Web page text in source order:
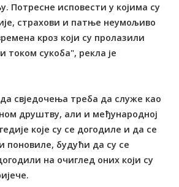
Потресне исповести у којима су
страхови и патње неумољиво
кроз који су пролазили
сукоба", рекла је
свједочења треба да служе као
друштву, али и међународној
које су се догодиле и да се
поновиле, будући да су се
на очиглед оних који су